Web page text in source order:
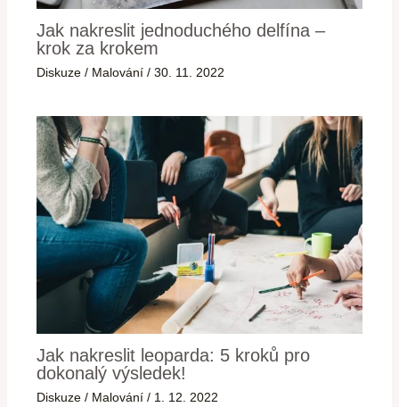
Jak nakreslit jednoduchého delfína –
krok za krokem
Diskuze / Malování /30. 11. 2022
Jak nakreslit leoparda: 5 kroků pro
dokonalý výsledek!
Diskuze / Malování / 1. 12. 2022